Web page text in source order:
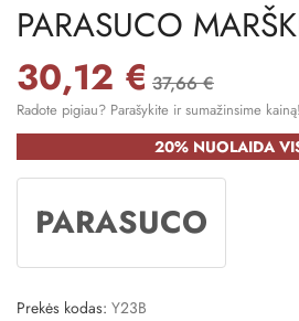
PARASUCO
30,12 € 37,66 €
Radote pigiau? Parašykite ir sumažinsime kainą!
20% NUOLAIDA
PARASUCO
Prekės kodas: Y23B